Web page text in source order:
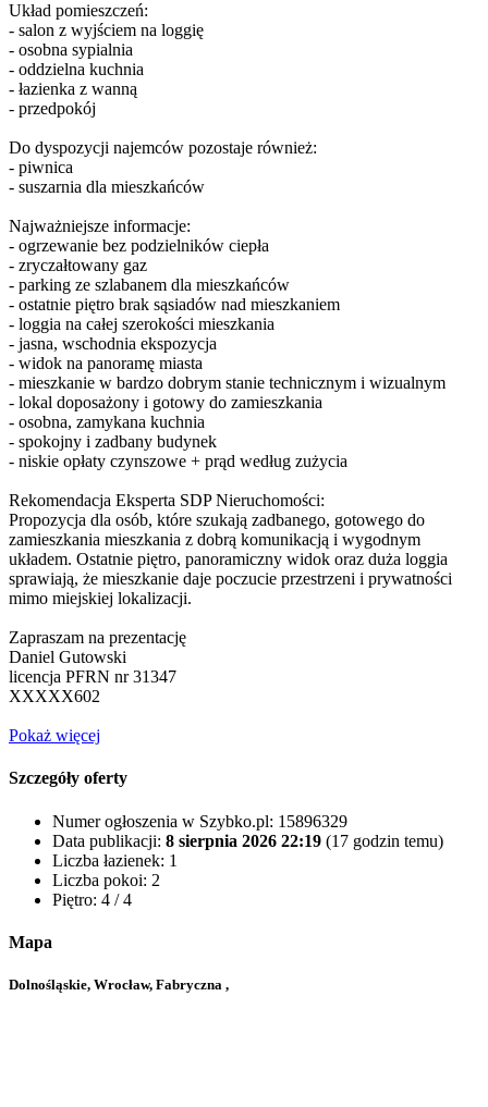
Układ pomieszczeń:
- salon z wyjściem na loggię
- osobna sypialnia
- oddzielna kuchnia
- łazienka z wanną
- przedpokój
Do dyspozycji najemców pozostaje również:
- piwnica
- suszarnia dla mieszkańców
Najważniejsze informacje:
- ogrzewanie bez podzielników ciepła
- zryczałtowany gaz
- parking ze szlabanem dla mieszkańców
- ostatnie piętro brak sąsiadów nad mieszkaniem
- loggia na całej szerokości mieszkania
- jasna, wschodnia ekspozycja
- widok na panoramę miasta
- mieszkanie w bardzo dobrym stanie technicznym i wizualnym
- lokal doposażony i gotowy do zamieszkania
- osobna, zamykana kuchnia
- spokojny i zadbany budynek
- niskie opłaty czynszowe + prąd według zużycia
Rekomendacja Eksperta SDP Nieruchomości:
Propozycja dla osób, które szukają zadbanego, gotowego do
zamieszkania mieszkania z dobrą komunikacją i wygodnym
układem. Ostatnie piętro, panoramiczny widok oraz duża loggia
sprawiają, że mieszkanie daje poczucie przestrzeni i prywatności
mimo miejskiej lokalizacji.
Zapraszam na prezentację
Daniel Gutowski
licencja PFRN nr 31347
XXXXX602
Pokaż więcej
Szczegóły oferty
Numer ogłoszenia w Szybko.pl: 15896329
Data publikacji: 8 sierpnia 2026 22:19 (17 godzin temu)
Liczba łazienek: 1
Liczba pokoi: 2
Piętro: 4 / 4
Mapa
Dolnośląskie, Wrocław, Fabryczna ,